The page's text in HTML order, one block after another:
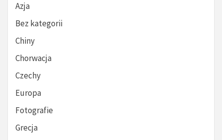
Azja
Bez kategorii
Chiny
Chorwacja
Czechy
Europa
Fotografie
Grecja